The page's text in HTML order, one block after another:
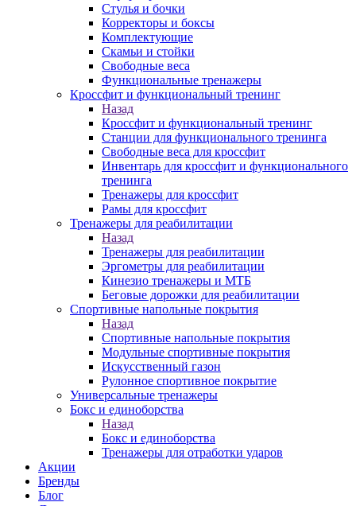
Стулья и бочки
Корректоры и боксы
Комплектующие
Скамьи и стойки
Свободные веса
Функциональные тренажеры
Кроссфит и функциональный тренинг
Назад
Кроссфит и функциональный тренинг
Станции для функционального тренинга
Свободные веса для кроссфит
Инвентарь для кроссфит и функционального
тренинга
Тренажеры для кроссфит
Рамы для кроссфит
Тренажеры для реабилитации
Назад
Тренажеры для реабилитации
Эргометры для реабилитации
Кинезио тренажеры и МТБ
Беговые дорожки для реабилитации
Спортивные напольные покрытия
Назад
Спортивные напольные покрытия
Модульные спортивные покрытия
Искусственный газон
Рулонное спортивное покрытие
Универсальные тренажеры
Бокс и единоборства
Назад
Бокс и единоборства
Тренажеры для отработки ударов
Акции
Бренды
Блог